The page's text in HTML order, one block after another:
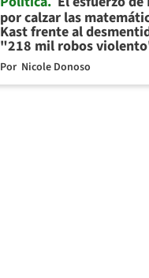
por calzar las
Kast frente al
"218 mil robos
Por Nicole Donoso